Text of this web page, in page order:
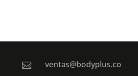
 ventas@bodyplus.co